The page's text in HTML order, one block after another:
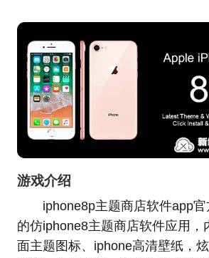
游戏介绍
iphone8p主题商店软件app
的仿iphone8主题商店软件应用，
面主题图标、iphone高清壁纸，